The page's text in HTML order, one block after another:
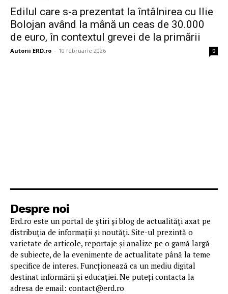
Edilul care s-a prezentat la întâlnirea cu Ilie
Bolojan având la mână un ceas de 30.000
de euro, în contextul grevei de la primării
Autorii ERD.ro - 10 februarie 2026 0
Despre noi
Erd.ro este un portal de știri și blog de actualități axat pe
distribuția de informații și noutăți. Site-ul prezintă o
varietate de articole, reportaje și analize pe o gamă largă
de subiecte, de la evenimente de actualitate până la teme
specifice de interes. Funcționează ca un mediu digital
destinat informării și educației. Ne puteți contacta la
adresa de email: contact@erd.ro